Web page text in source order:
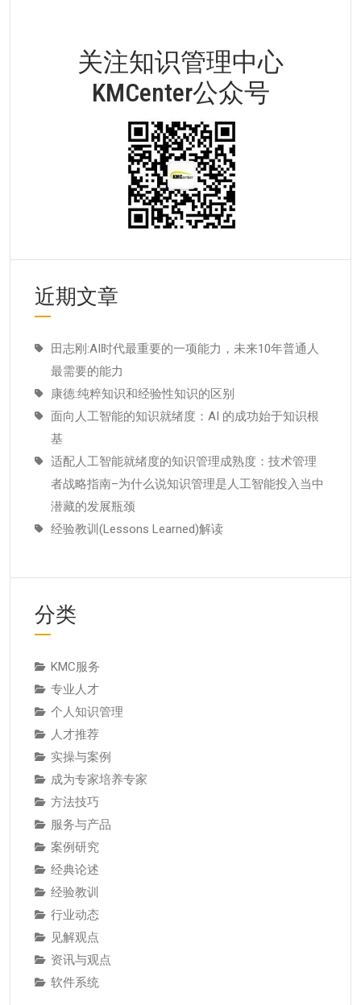
关注知识管理中心
KMCenter公众号
近期文章
田志刚:AI时代最重要的一项能力，未来10年普通人
最需要的能力
康德:纯粹知识和经验性知识的区别
面向人工智能的知识就绪度：AI 的成功始于知识根
基
适配人工智能就绪度的知识管理成熟度：技术管理
者战略指南–为什么说知识管理是人工智能投入当中
潜藏的发展瓶颈
经验教训(Lessons Learned)解读
分类
KMC服务
专业人才
个人知识管理
人才推荐
实操与案例
成为专家培养专家
方法技巧
服务与产品
案例研究
经典论述
经验教训
行业动态
见解观点
资讯与观点
软件系统